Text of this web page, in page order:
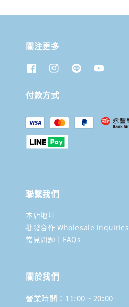
關注更多
付款方式
聯繫我們
本店地址
批發合作 Wholesale Inquiries
常見問題｜FAQs
關於我們
營業時間：11:00 ~ 20:00